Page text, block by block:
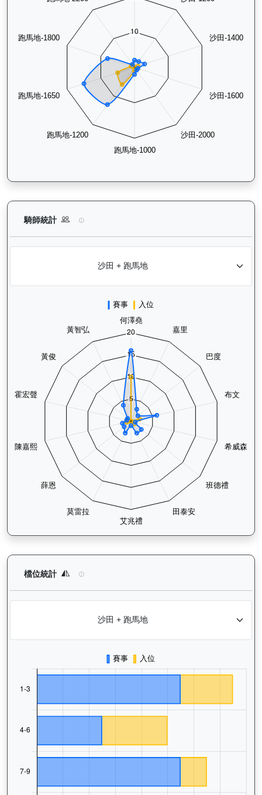
騎師統計 銀進（G266）— 騎師統計分析：查看各騎師策
檔位統計 銀進（G266）— 檔位統計分析：查看馬匹在不